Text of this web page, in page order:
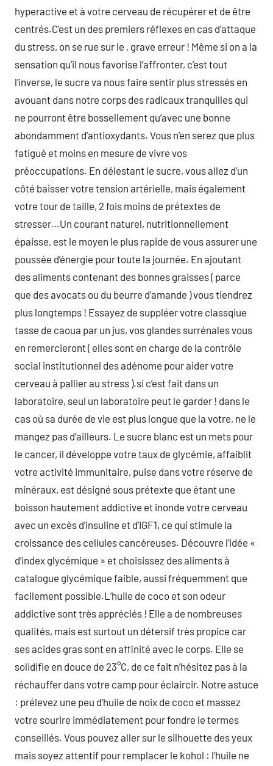
hyperactive et à votre cerveau de récupérer et de être
centrés.C’est un des premiers réflexes en cas d’attaque
du stress, on se rue sur le , grave erreur ! Même si on a la
sensation qu’il nous favorise l’affronter, c’est tout
l’inverse, le sucre va nous faire sentir plus stressés en
avouant dans notre corps des radicaux tranquilles qui
ne pourront être bossellement qu’avec une bonne
abondamment d’antioxydants. Vous n’en serez que plus
fatigué et moins en mesure de vivre vos
préoccupations. En délestant le sucre, vous allez d’un
côté baisser votre tension artérielle, mais également
votre tour de taille, 2 fois moins de prétextes de
stresser…Un courant naturel, nutritionnellement
épaisse, est le moyen le plus rapide de vous assurer une
poussée d’énergie pour toute la journée. En ajoutant
des aliments contenant des bonnes graisses ( parce
que des avocats ou du beurre d’amande ) vous tiendrez
plus longtemps ! Essayez de suppléer votre classqiue
tasse de caoua par un jus, vos glandes surrénales vous
en remercieront ( elles sont en charge de la contrôle
social institutionnel des adénome pour aider votre
cerveau à pallier au stress ).si c’est fait dans un
laboratoire, seul un laboratoire peut le garder ! dans le
cas où sa durée de vie est plus longue que la votre, ne le
mangez pas d’ailleurs. Le sucre blanc est un mets pour
le cancer, il développe votre taux de glycémie, affaiblit
votre activité immunitaire, puise dans votre réserve de
minéraux, est désigné sous prétexte que étant une
boisson hautement addictive et inonde votre cerveau
avec un excès d’insuline et d’IGF1, ce qui stimule la
croissance des cellules cancéreuses. Découvre l’idée «
d’index glycémique » et choisissez des aliments à
catalogue glycémique faible, aussi fréquemment que
facilement possible.L’huile de coco et son odeur
addictive sont très appréciés ! Elle a de nombreuses
qualités, mais est surtout un détersif très propice car
ses acides gras sont en affinité avec le corps. Elle se
solidifie en douce de 23°C, de ce fait n’hésitez pas à la
réchauffer dans votre camp pour éclaircir. Notre astuce
: prélevez une peu d’huile de noix de coco et massez
votre sourire immédiatement pour fondre le termes
conseillés. Vous pouvez aller sur le silhouette des yeux
mais soyez attentif pour remplacer le kohol : l’huile ne